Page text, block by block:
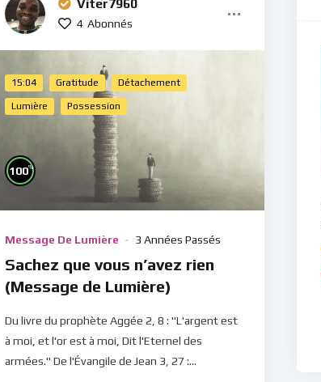
Viter7960
4 Abonnés
15:04 Gratitude Détachement
Lumière Possession
100%
Message De Lumière 3 Années Passés
Sachez que vous n’avez rien
(Message de Lumière)
Du livre du prophète Aggée 2, 8 : "L'argent est
à moi, et l'or est à moi, Dit l'Eternel des
armées." De l'Évangile de Jean 3, 27 :...